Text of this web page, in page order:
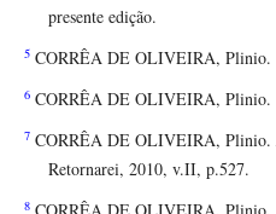
presente edição.
5 CORRÊA DE OLIVEIRA, Plinio.
6 CORRÊA DE OLIVEIRA, Plinio.
7 CORRÊA DE OLIVEIRA, Plinio.
Retornarei, 2010, v.II, p.527.
8